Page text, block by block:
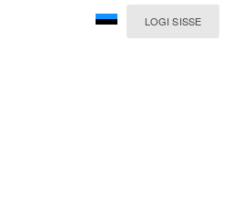
LOGI SISSE